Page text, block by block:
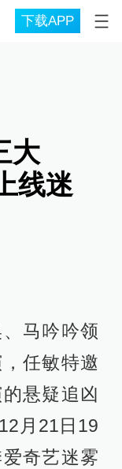
下载APP
大
线迷
马吟吟领
任敏特邀
悬疑追凶
月21日19
奇艺迷雾